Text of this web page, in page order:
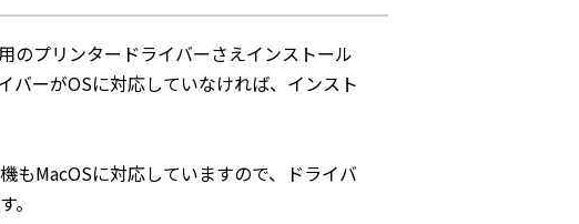
のプリンタードライバーさえインストール
バーがOSに対応していなければ、インスト
もMacOSに対応していますので、ドライバ
。